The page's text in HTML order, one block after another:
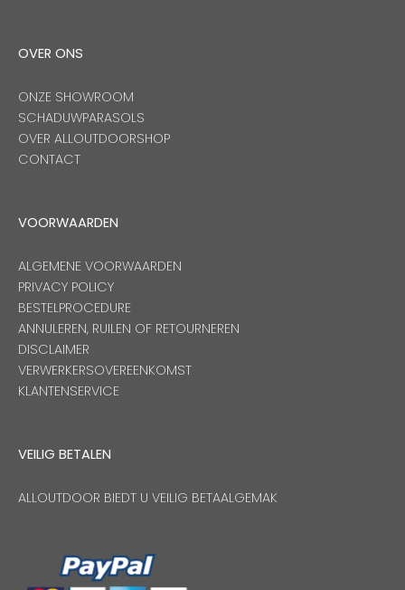
OVER ONS
ONZE SHOWROOM
SCHADUWPARASOLS
OVER ALLOUTDOORSHOP
CONTACT
VOORWAARDEN
ALGEMENE VOORWAARDEN
PRIVACY POLICY
BESTELPROCEDURE
ANNULEREN, RUILEN OF RETOURNEREN
DISCLAIMER
VERWERKERSOVEREENKOMST
KLANTENSERVICE
VEILIG BETALEN
ALLOUTDOOR BIEDT U VEILIG BETAALGEMAK